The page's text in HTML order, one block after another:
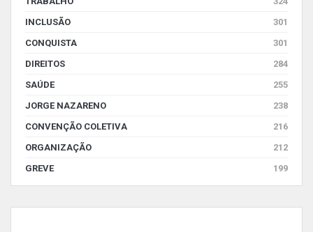
INCLUSÃO
301
CONQUISTA
301
DIREITOS
284
SAÚDE
255
JORGE NAZARENO
238
CONVENÇÃO COLETIVA
216
ORGANIZAÇÃO
212
GREVE
199